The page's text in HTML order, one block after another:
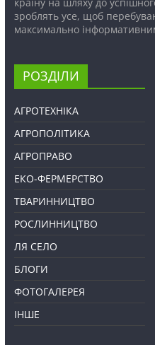
зроблять усе, щоб
максимально
РОЗДІЛИ
АГРОТЕХНІКА
АГРОПОЛІТИКА
АГРОПРАВО
ЕКО-ФЕРМЕРСТВО
ТВАРИННИЦТВО
РОСЛИННИЦТВО
ЛЯ СЕЛО
БЛОГИ
ФОТОГАЛЕРЕЯ
ІНШЕ